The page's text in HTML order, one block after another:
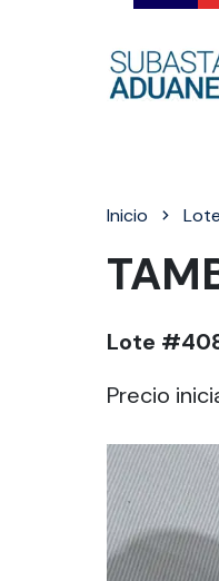
Inicio
Lote #
Precio